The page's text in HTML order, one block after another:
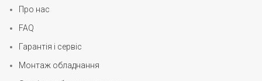
Про нас
FAQ
Гарантія і сервіс
Монтаж обладнання